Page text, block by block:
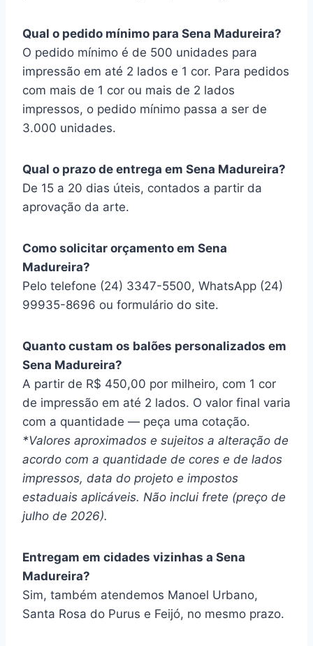
Qual o pedido mínimo para Sena Madureira?
O pedido mínimo é de 500 unidades para
impressão em até 2 lados e 1 cor. Para pedidos
com mais de 1 cor ou mais de 2 lados
impressos, o pedido mínimo passa a ser de
3.000 unidades.
Qual o prazo de entrega em Sena Madureira?
De 15 a 20 dias úteis, contados a partir da
aprovação da arte.
Como solicitar orçamento em Sena
Madureira?
Pelo telefone (24) 3347-5500, WhatsApp (24)
99935-8696 ou formulário do site.
Quanto custam os balões personalizados em
Sena Madureira?
A partir de R$ 450,00 por milheiro, com 1 cor
de impressão em até 2 lados. O valor final varia
com a quantidade — peça uma cotação.
*Valores aproximados e sujeitos a alteração de
acordo com a quantidade de cores e de lados
impressos, data do projeto e impostos
estaduais aplicáveis. Não inclui frete (preço de
julho de 2026).
Entregam em cidades vizinhas a Sena
Madureira?
Sim, também atendemos Manoel Urbano,
Santa Rosa do Purus e Feijó, no mesmo prazo.